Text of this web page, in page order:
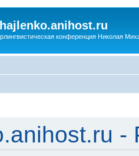
конференция Николая
-